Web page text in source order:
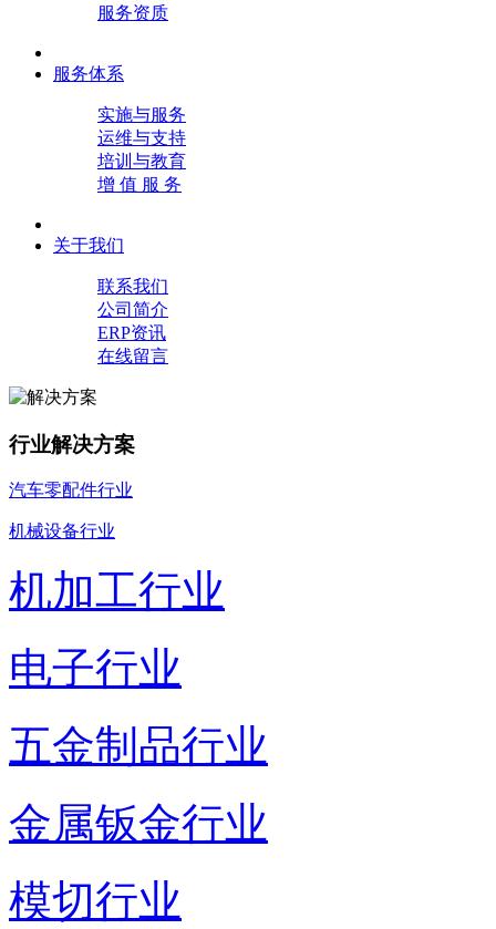
服务资质
服务体系
实施与服务
运维与支持
培训与教育
增 值 服 务
关于我们
联系我们
公司简介
ERP资讯
在线留言
行业解决方案
汽车零配件行业
机械设备行业
机加工行业
电子行业
五金制品行业
金属钣金行业
模切行业